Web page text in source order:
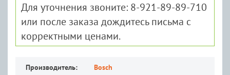
Для уточнения звоните: 8-921-89-89-710
или после заказа дождитесь письма с
корректными ценами.
Производитель: Bosch